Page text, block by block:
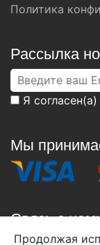
Политика
Рассылка
Я согласен(а)
Мы
Связь с
Продолжая